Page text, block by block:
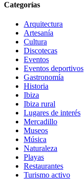
Categorías
Arquitectura
Artesanía
Cultura
Discotecas
Eventos
Eventos deportivos
Gastronomía
Historia
Ibiza
Ibiza rural
Lugares de interés
Mercadillo
Museos
Música
Naturaleza
Playas
Restaurantes
Turismo activo